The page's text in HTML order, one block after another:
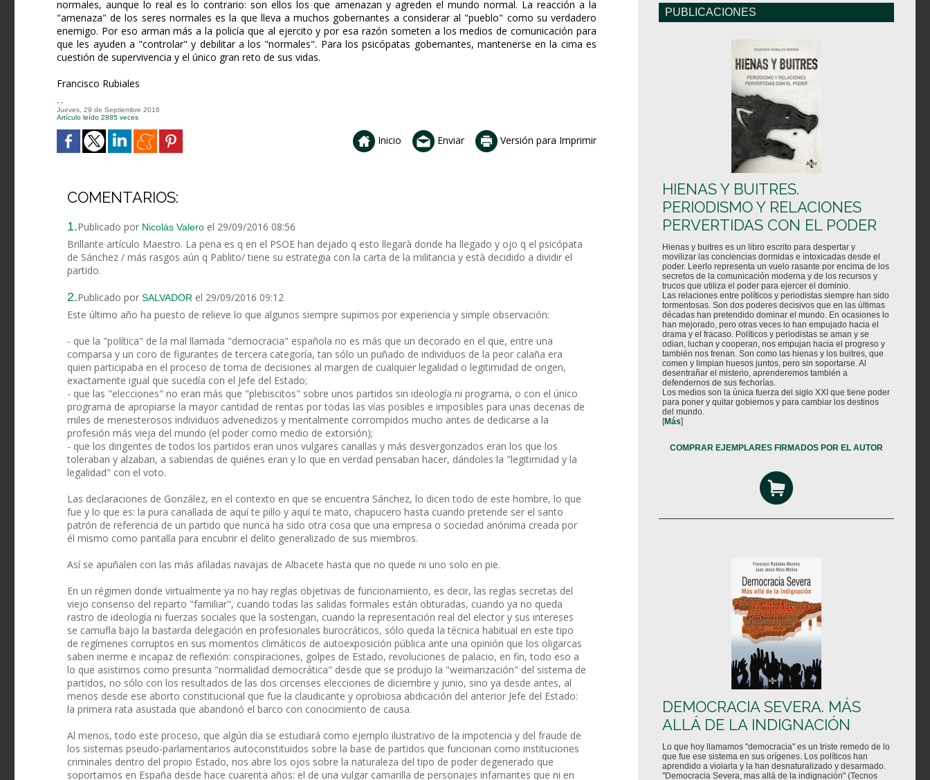
normales, aunque lo real es lo contrario: son ellos los que amenazan y agreden el mundo normal. La reacción a la
"amenaza" de los seres normales es la que lleva a muchos gobernantes a considerar al "pueblo" como su verdadero
enemigo. Por eso arman más a la policía que al ejercito y por esa razón someten a los medios de comunicación para
que les ayuden a "controlar" y debilitar a los "normales". Para los psicópatas gobernantes, mantenerse en la cima es
cuestión de supervivencia y el único gran reto de sus vidas.
Francisco Rubiales
- -
Jueves, 29 de Septiembre 2016
Artículo leído 2885 veces
Inicio Enviar Versión para Imprimir
COMENTARIOS:
1.Publicado por Nicolás Valero el 29/09/2016 08:56
Brillante artículo Maestro. La pena es q en el PSOE han dejado q esto llegarà donde ha llegado y ojo q el psicópata
de Sánchez / más rasgos aún q Pablito/ tiene su estrategia con la carta de la militancia y està decidido a dividir el
partido.
2.Publicado por SALVADOR el 29/09/2016 09:12
Este último año ha puesto de relieve lo que algunos siempre supimos por experiencia y simple observación:
- que la "política" de la mal llamada "democracia" española no es más que un decorado en el que, entre una
comparsa y un coro de figurantes de tercera categoría, tan sólo un puñado de individuos de la peor calaña era
quien participaba en el proceso de toma de decisiones al margen de cualquier legalidad o legitimidad de origen,
exactamente igual que sucedía con el Jefe del Estado;
- que las "elecciones" no eran más que "plebiscitos" sobre unos partidos sin ideología ni programa, o con el único
programa de apropiarse la mayor cantidad de rentas por todas las vías posibles e imposibles para unas decenas de
miles de menesterosos individuos advenedizos y mentalmente corrompidos mucho antes de dedicarse a la
profesión más vieja del mundo (el poder como medio de extorsión);
- que los dirigentes de todos los partidos eran unos vulgares canallas y más desvergonzados eran los que los
toleraban y alzaban, a sabiendas de quiénes eran y lo que en verdad pensaban hacer, dándoles la "legitimidad y la
legalidad" con el voto.
Las declaraciones de González, en el contexto en que se encuentra Sánchez, lo dicen todo de este hombre, lo que
fue y lo que es: la pura canallada de aquí te pillo y aquí te mato, chapucero hasta cuando pretende ser el santo
patrón de referencia de un partido que nunca ha sido otra cosa que una empresa o sociedad anónima creada por
él mismo como pantalla para encubrir el delito generalizado de sus miembros.
Así se apuñalen con las más afiladas navajas de Albacete hasta que no quede ni uno solo en pie.
En un régimen donde virtualmente ya no hay reglas objetivas de funcionamiento, es decir, las reglas secretas del
viejo consenso del reparto "familiar", cuando todas las salidas formales están obturadas, cuando ya no queda
rastro de ideología ni fuerzas sociales que la sostengan, cuando la representación real del elector y sus intereses
se camufla bajo la bastarda delegación en profesionales burocráticos, sólo queda la técnica habitual en este tipo
de regímenes corruptos en sus momentos climáticos de autoexposición pública ante una opinión que los oligarcas
saben inerme e incapaz de reflexión: conspiraciones, golpes de Estado, revoluciones de palacio, en fin, todo eso a
lo que asistimos como presunta "normalidad democrática" desde que se produjo la "weimarización" del sistema de
partidos, no sólo con los resultados de las dos circenses elecciones de diciembre y junio, sino ya desde antes, al
menos desde ese aborto constitucional que fue la claudicante y oprobiosa abdicación del anterior Jefe del Estado:
la primera rata asustada que abandonó el barco con conocimiento de causa.
Al menos, todo este proceso, que algún día se estudiará como ejemplo ilustrativo de la impotencia y del fraude de
los sistemas pseudo-parlamentarios autoconstituidos sobre la base de partidos que funcionan como instituciones
criminales dentro del propio Estado, nos abre los ojos sobre la naturaleza del tipo de poder degenerado que
soportamos en España desde hace cuarenta años: el de una vulgar camarilla de personajes infamantes que ni en
PUBLICACIONES
HIENAS Y BUITRES.
PERIODISMO Y RELACIONES
PERVERTIDAS CON EL PODER
Hienas y buitres es un libro escrito para despertar y
movilizar las conciencias dormidas e intoxicadas desde el
poder. Leerlo representa un vuelo rasante por encima de los
secretos de la comunicación moderna y de los recursos y
trucos que utiliza el poder para ejercer el dominio.
Las relaciones entre políticos y periodistas siempre han sido
tormentosas. Son dos poderes decisivos que en las últimas
décadas han pretendido dominar el mundo. En ocasiones lo
han mejorado, pero otras veces lo han empujado hacia el
drama y el fracaso. Políticos y periodistas se aman y se
odian, luchan y cooperan, nos empujan hacia el progreso y
también nos frenan. Son como las hienas y los buitres, que
comen y limpian huesos juntos, pero sin soportarse. Al
desentrañar el misterio, aprenderemos también a
defendernos de sus fechorías.
Los medios son la única fuerza del siglo XXI que tiene poder
para poner y quitar gobiernos y para cambiar los destinos
del mundo.
[Más]
COMPRAR EJEMPLARES FIRMADOS POR EL AUTOR
DEMOCRACIA SEVERA. MÁS
ALLÁ DE LA INDIGNACIÓN
Lo que hoy llamamos "democracia" es un triste remedo de lo
que fue ese sistema en sus orígenes. Los políticos han
aprendido a violarla y la han desnaturalizado y desarmado.
"Democracia Severa, mas allá de la indignación" (Tecnos